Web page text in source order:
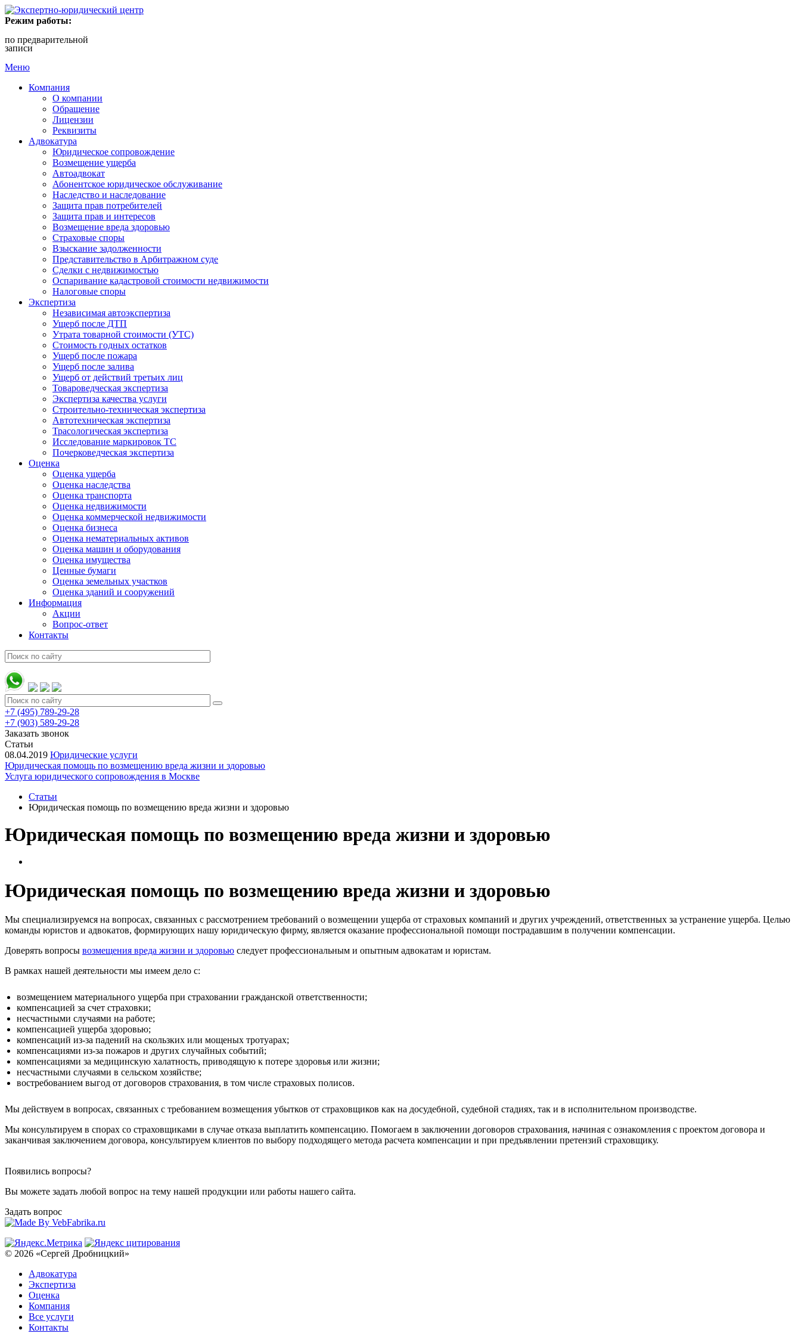
Режим работы:
по предварительной
записи
Меню
Компания
О компании
Обращение
Лицензии
Реквизиты
Адвокатура
Юридическое сопровождение
Возмещение ущерба
Автоадвокат
Абонентское юридическое обслуживание
Наследство и наследование
Защита прав потребителей
Защита прав и интересов
Возмещение вреда здоровью
Страховые споры
Взыскание задолженности
Представительство в Арбитражном суде
Сделки с недвижимостью
Оспаривание кадастровой стоимости недвижимости
Налоговые споры
Экспертиза
Независимая автоэкспертиза
Ущерб после ДТП
Утрата товарной стоимости (УТС)
Стоимость годных остатков
Ущерб после пожара
Ущерб после залива
Ущерб от действий третьих лиц
Товароведческая экспертиза
Экспертиза качества услуги
Строительно-техническая экспертиза
Автотехническая экспертиза
Трасологическая экспертиза
Исследование маркировок ТС
Почерковедческая экспертиза
Оценка
Оценка ущерба
Оценка наследства
Оценка транспорта
Оценка недвижимости
Оценка коммерческой недвижимости
Оценка бизнеса
Оценка нематериальных активов
Оценка машин и оборудования
Оценка имущества
Ценные бумаги
Оценка земельных участков
Оценка зданий и сооружений
Информация
Акции
Вопрос-ответ
Контакты
+7 (495) 789-29-28
+7 (903) 589-29-28
Заказать звонок
Статьи
08.04.2019 Юридические услуги
Юридическая помощь по возмещению вреда жизни и здоровью
Услуга юридического сопровождения в Москве
Статьи
Юридическая помощь по возмещению вреда жизни и здоровью
Юридическая помощь по возмещению вреда жизни и здоровью
Юридическая помощь по возмещению вреда жизни и здоровью
Мы специализируемся на вопросах, связанных с рассмотрением требований о возмещении ущерба от страховых компаний и других учреждений, ответственных за устранение ущерба. Целью
команды юристов и адвокатов, формирующих нашу юридическую фирму, является оказание профессиональной помощи пострадавшим в получении компенсации.
Доверять вопросы возмещения вреда жизни и здоровью следует профессиональным и опытным адвокатам и юристам.
В рамках нашей деятельности мы имеем дело с:
возмещением материального ущерба при страховании гражданской ответственности;
компенсацией за счет страховки;
несчастными случаями на работе;
компенсацией ущерба здоровью;
компенсаций из-за падений на скользких или мощеных тротуарах;
компенсациями из-за пожаров и других случайных событий;
компенсациями за медицинскую халатность, приводящую к потере здоровья или жизни;
несчастными случаями в сельском хозяйстве;
востребованием выгод от договоров страхования, в том числе страховых полисов.
Мы действуем в вопросах, связанных с требованием возмещения убытков от страховщиков как на досудебной, судебной стадиях, так и в исполнительном производстве.
Мы консультируем в спорах со страховщиками в случае отказа выплатить компенсацию. Помогаем в заключении договоров страхования, начиная с ознакомления с проектом договора и
заканчивая заключением договора, консультируем клиентов по выбору подходящего метода расчета компенсации и при предъявлении претензий страховщику.
Появились вопросы?
Вы можете задать любой вопрос на тему нашей продукции или работы нашего сайта.
Задать вопрос
© 2026 «Сергей Дробницкий»
Адвокатура
Экспертиза
Оценка
Компания
Все услуги
Контакты